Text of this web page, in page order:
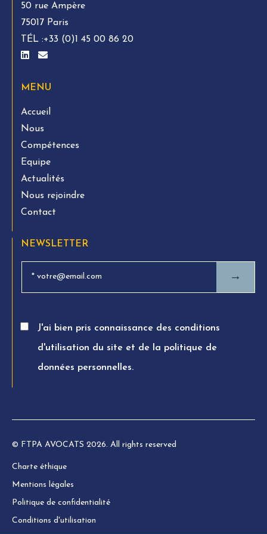
50 rue Ampère
75017 Paris
TÉL :+33 (0)1 45 00 86 20
MENU
Accueil
Nous
Compétences
Equipe
Actualités
Nous rejoindre
Contact
NEWSLETTER
→
J'ai bien pris connaissance des conditions
d'utilisation du site et de la politique de
données personnelles.
© FTPA AVOCATS 2026. All rights reserved
Charte éthique
Mentions légales
Politique de confidentialité
Conditions d'utilisation